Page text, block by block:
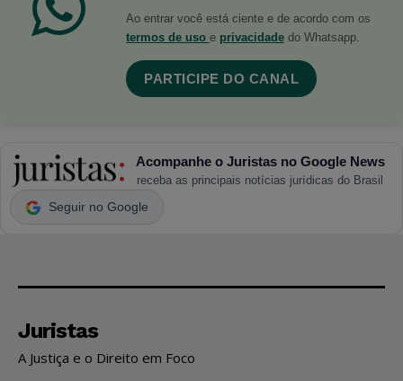
Ao entrar você está ciente e de acordo com os
termos de uso e privacidade do Whatsapp.
PARTICIPE DO CANAL
Acompanhe o Juristas no Google News
receba as principais notícias jurídicas do Brasil
Seguir no Google
Juristas
A Justiça e o Direito em Foco